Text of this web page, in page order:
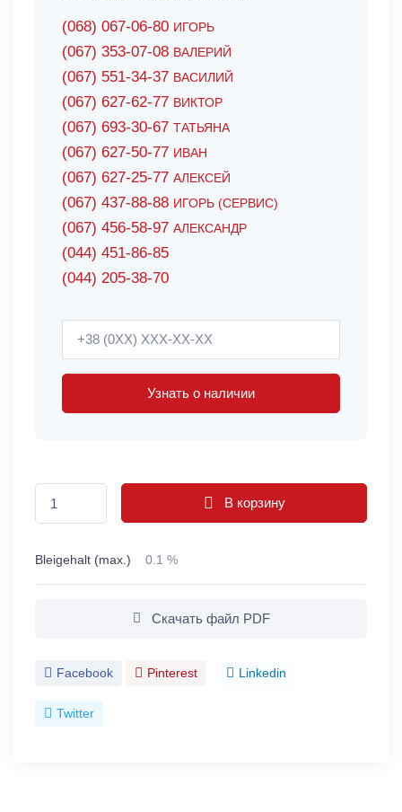
(068) 067-06-80 ИГОРЬ
(067) 353-07-08 ВАЛЕРИЙ
(067) 551-34-37 ВАСИЛИЙ
(067) 627-62-77 ВИКТОР
(067) 693-30-67 ТАТЬЯНА
(067) 627-50-77 ИВАН
(067) 627-25-77 АЛЕКСЕЙ
(067) 437-88-88 ИГОРЬ (СЕРВИС)
(067) 456-58-97 АЛЕКСАНДР
(044) 451-86-85
(044) 205-38-70
Узнать о наличии
В корзину
Bleigehalt (max.) 0.1 %
Скачать файл PDF
Facebook Pinterest Linkedin
Twitter